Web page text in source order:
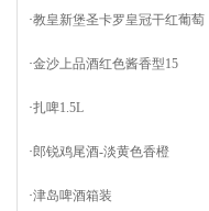
·教皇新堡圣卡罗皇冠干红葡萄
·金沙上品酒红色酱香型15
·扎啤1.5L
·郎锐鸡尾酒-淡黄色香橙
·津岛啤酒箱装